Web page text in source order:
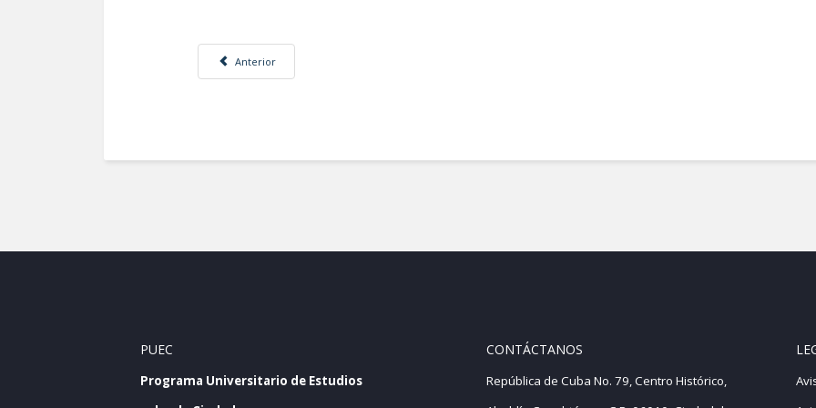
Artículo anterior: Grandes Proyectos Urbanos. Conceptos clave y casos de estudio / ePub
Anterior
PUEC
Programa Universitario de Estudios
CONTÁCTANOS
República de Cuba No. 79, Centro Histórico,